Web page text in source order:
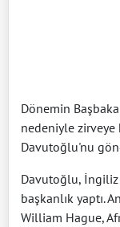
Dönemin
nedeniyle zirveye
Davutoğlu'nu
Davutoğlu, İngiliz
başkanlık yaptı.
William Hague,